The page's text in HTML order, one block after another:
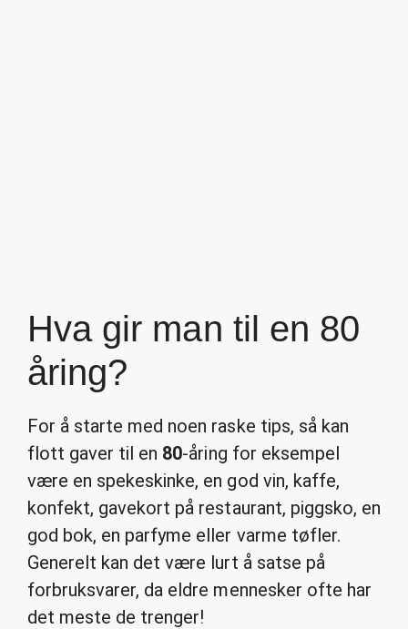
Hva gir man til en 80
åring?
For å starte med noen raske tips, så kan
flott gaver til en 80-åring for eksempel
være en spekeskinke, en god vin, kaffe,
konfekt, gavekort på restaurant, piggsko, en
god bok, en parfyme eller varme tøfler.
Generelt kan det være lurt å satse på
forbruksvarer, da eldre mennesker ofte har
det meste de trenger!